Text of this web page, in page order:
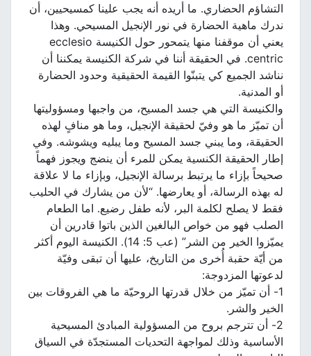
التشاؤم الحضاري. ما أريده أنه يجب علينا كمسيحيين، أن
ندرك ماهية الحضارة في نور الإنجيل المسيحي. وهذا
يعني أن موقفنا منها يتمحور حول الكنيسة ecclesio
centric. في الحقيقة أننا في شركة الكنيسة يمكننا أن
نناشد الجميع كي يتبنّوا القيمة الحقيقية وحدود الحضارة
أو المدنية.
والكنيسة التي هي جسد المسيح، من واجبها ومسؤوليتها
أن تميّز ما هو وفيّ لحقيقة الإنجيل، وما هو منافٍ لهذه
الحقيقة، وما يبني جسد المسيح وما يبليه ويشوشه. وفي
إطار الحقيقة الكنسية يمكن للمرء أن ينضج ويجوز فهماً
صحيحاً بإزاء ما يرتبط برسالة الإنجيل، وبإزاء ما لا علاقة
له بهذه الرسالة، أو يعارضها. “لأن من يشارك في الحليب
فقط لا يصلح لكلمة البر، لأنه طفل رضيع. اما الطعام
الصلب فهو من خواص البالغين الذين باتوا قادرين أن
يميّزوا الخير من الشر” (عب 5: 14). الكنيسة اليوم أكثر
من أيّة حقبة أُخرى من التاريخ، عليها أن تبقى وفيّة
لدعوتها المزدوجة:
1- أن تميّز من خلال قدرتها الروحيّة ما هي الفروقات بين
الخير والشر.
2- أن تترجم بروح من المسؤولية المبادئ المسيحية
الأساسية وذلك لمواجهة التحديات المستجدّة في السياق